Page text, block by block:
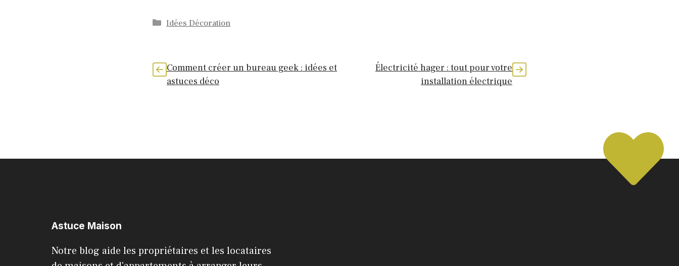
Catégories
Idées Décoration
Comment créer un bureau geek : idées et
astuces déco
Électricité hager : tout pour votre
installation électrique
Astuce Maison
Notre blog aide les propriétaires et les locataires